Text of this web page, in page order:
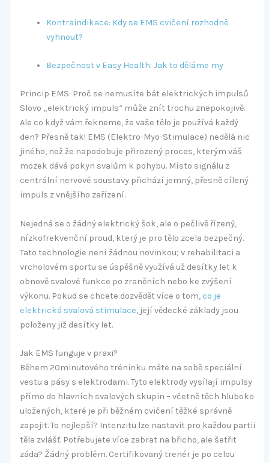
Kontraindikace: Kdy se EMS cvičení rozhodně
vyhnout?
Bezpečnost v Easy Health: Jak to děláme my
Princip EMS: Proč se nemusíte bát elektrických impulsů
Slovo „elektrický impuls“ může znít trochu znepokojivě.
Ale co když vám řekneme, že vaše tělo je používá každý
den? Přesně tak! EMS (Elektro-Myo-Stimulace) nedělá nic
jiného, než že napodobuje přirozený proces, kterým váš
mozek dává pokyn svalům k pohybu. Místo signálu z
centrální nervové soustavy přichází jemný, přesně cílený
impuls z vnějšího zařízení.
Nejedná se o žádný elektrický šok, ale o pečlivě řízený,
nízkofrekvenční proud, který je pro tělo zcela bezpečný.
Tato technologie není žádnou novinkou; v rehabilitaci a
vrcholovém sportu se úspěšně využívá už desítky let k
obnově svalové funkce po zraněních nebo ke zvýšení
výkonu. Pokud se chcete dozvědět více o tom,co je
elektrická svalová stimulace, její vědecké základy jsou
položeny již desítky let.
Jak EMS funguje v praxi?
Během 20minutového tréninku máte na sobě speciální
vestu a pásy s elektrodami. Tyto elektrody vysílají impulsy
přímo do hlavních svalových skupin – včetně těch hluboko
uložených, které je při běžném cvičení těžké správně
zapojit. To nejlepší? Intenzitu lze nastavit pro každou partii
těla zvlášť. Potřebujete více zabrat na břicho, ale šetřit
záda? Žádný problém. Certifikovaný trenér je po celou